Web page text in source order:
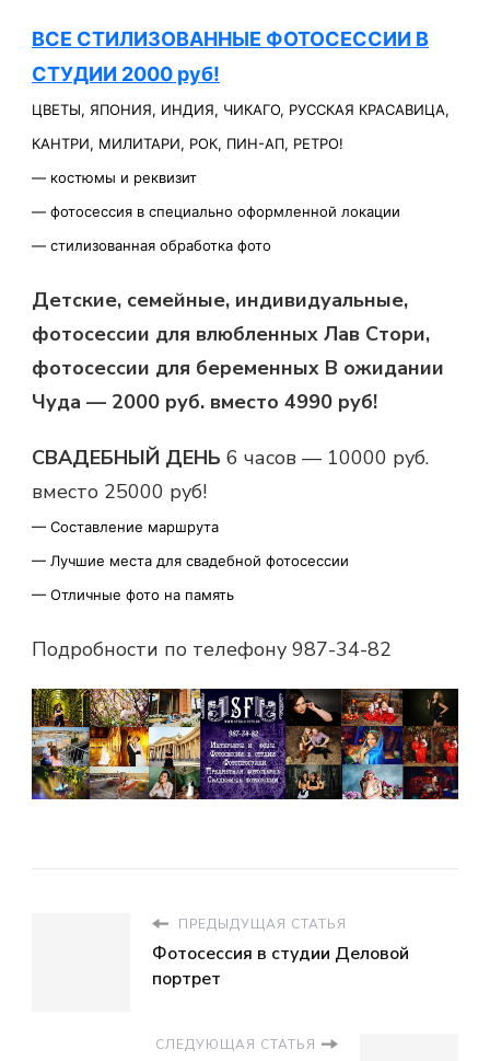
ВСЕ СТИЛИЗОВАННЫЕ ФОТОСЕССИИ В
СТУДИИ 2000 руб!
ЦВЕТЫ, ЯПОНИЯ, ИНДИЯ, ЧИКАГО, РУССКАЯ КРАСАВИЦА,
КАНТРИ, МИЛИТАРИ, РОК, ПИН-АП, РЕТРО!
— костюмы и реквизит
— фотосессия в специально оформленной локации
— стилизованная обработка фото
Детские, семейные, индивидуальные,
фотосессии для влюбленных Лав Стори,
фотосессии для беременных В ожидании
Чуда — 2000 руб. вместо 4990 руб!
СВАДЕБНЫЙ ДЕНЬ 6 часов — 10000 руб.
вместо 25000 руб!
— Составление маршрута
— Лучшие места для свадебной фотосессии
— Отличные фото на память
Подробности по телефону 987-34-82
ПРЕДЫДУЩАЯ СТАТЬЯ
Фотосессия в студии Деловой
портрет
СЛЕДУЮЩАЯ СТАТЬЯ